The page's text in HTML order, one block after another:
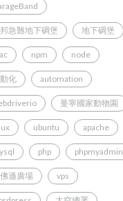
急難地下碉堡 地下碉堡
npm node
化 automation
曼寧國家動物園
ubuntu apache
php phpmyadmin
遜廣場 vps